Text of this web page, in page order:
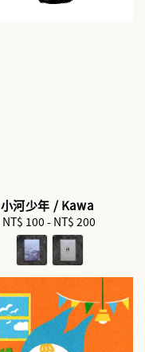
小河少年 / Kawa
Regular
price
NT$ 100 - NT$ 200